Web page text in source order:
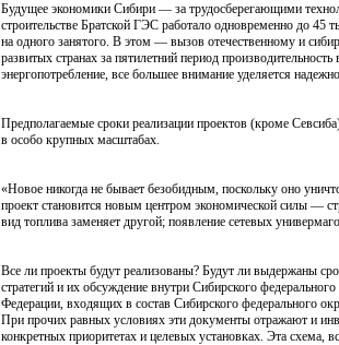
Будущее экономики Сибири — за трудосберегающими
строительстве Братской ГЭС работало одновременно до 45
на одного занятого. В этом — вызов отечественному и
развитых странах за пятилетний период
энергопотребление, все большее внимание уделяется
Предполагаемые сроки реализации проектов (кроме
в особо крупных масштабах.
«Новое никогда не бывает безобидным, поскольку оно
проект становится новым центром экономической силы —
вид топлива заменяет другой; появление сетевых
Все ли проекты будут реализованы? Будут ли выдержаны
стратегий и их обсуждение внутри Сибирского
Федерации, входящих в состав Сибирского федерального
При прочих равных условиях эти документы отражают и
конкретных приоритетах и целевых установках. Эта схема,